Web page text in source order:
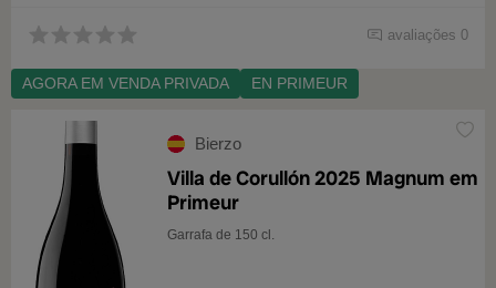
avaliações 0
AGORA EM VENDA PRIVADA EN PRIMEUR
Bierzo
Villa de Corullón 2025 Magnum em
Primeur
Garrafa de 150 cl.